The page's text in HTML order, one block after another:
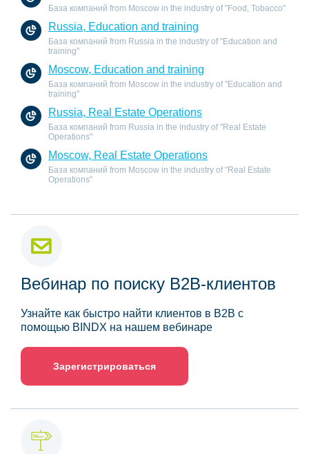
База компаний from Moscow in the industry of "Food, Tobacco"
Russia, Education and training
База компаний from Russia in the industry of "Education and
training"
Moscow, Education and training
База компаний from Moscow in the industry of "Education and
training"
Russia, Real Estate Operations
База компаний from Russia in the industry of "Real Estate
Operations"
Moscow, Real Estate Operations
База компаний from Moscow in the industry of "Real Estate
Operations"
Вебинар по поиску B2B-клиентов
Узнайте как быстро найти клиентов в B2B с
помощью BINDX на нашем вебинаре
Зарегистрироваться